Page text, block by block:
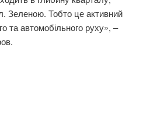
Зеленою. Тобто це активний
та автомобільного руху», –